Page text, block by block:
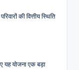
की वित्तीय स्थिति
यह योजना एक बड़ा